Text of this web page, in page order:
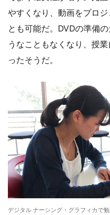
やすくなり、動画をプロ
とも可能だ。DVDの準備
うなこともなくなり、授
ったそうだ。
デジタル ナーシング・グラフィカで